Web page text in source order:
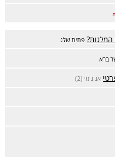
פתית שלג
ברא
אנונימי (2)